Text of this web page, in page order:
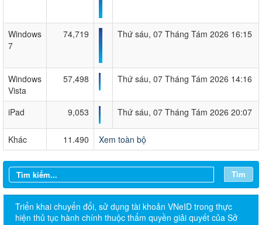
Windows
7
74,719 Thứ sáu, 07 Tháng Tám 2026 16:15
Windows
Vista
57,498 Thứ sáu, 07 Tháng Tám 2026 14:16
iPad 9,053 Thứ sáu, 07 Tháng Tám 2026 20:07
Khác 11.490 Xem toàn bộ
Tìm
Triển khai chuyển đổi, sử dụng tài khoản VNeID trong thực
hiện thủ tục hành chính thuộc thẩm quyền giải quyết của Sở